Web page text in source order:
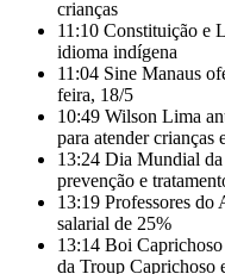
crianças
11:10 Constituição e
idioma indígena
11:04 Sine Manaus
feira, 18/5
10:49 Wilson Lima
para atender crianças
13:24 Dia Mundial
prevenção e
13:19 Professores do
salarial de 25%
13:14 Boi Caprichoso
da Troup Caprichoso